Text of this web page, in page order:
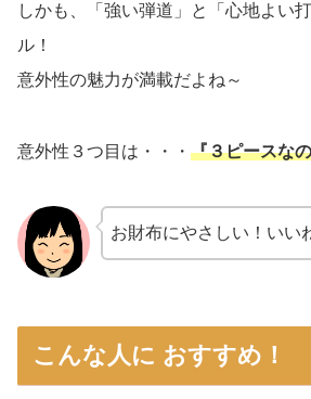
しかも、「強い弾道」と「心地よい
ル！
意外性の魅力が満載だよね～
意外性３つ目は・・・ 『３ピースな
お財布にやさしい！いい
こんな人に おすすめ！